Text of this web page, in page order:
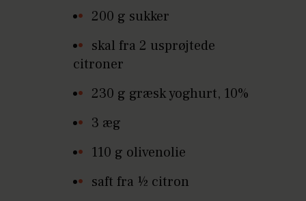
200 g sukker
skal fra 2 usprøjtede
citroner
230 g græsk yoghurt, 10%
3 æg
110 g olivenolie
saft fra ½ citron